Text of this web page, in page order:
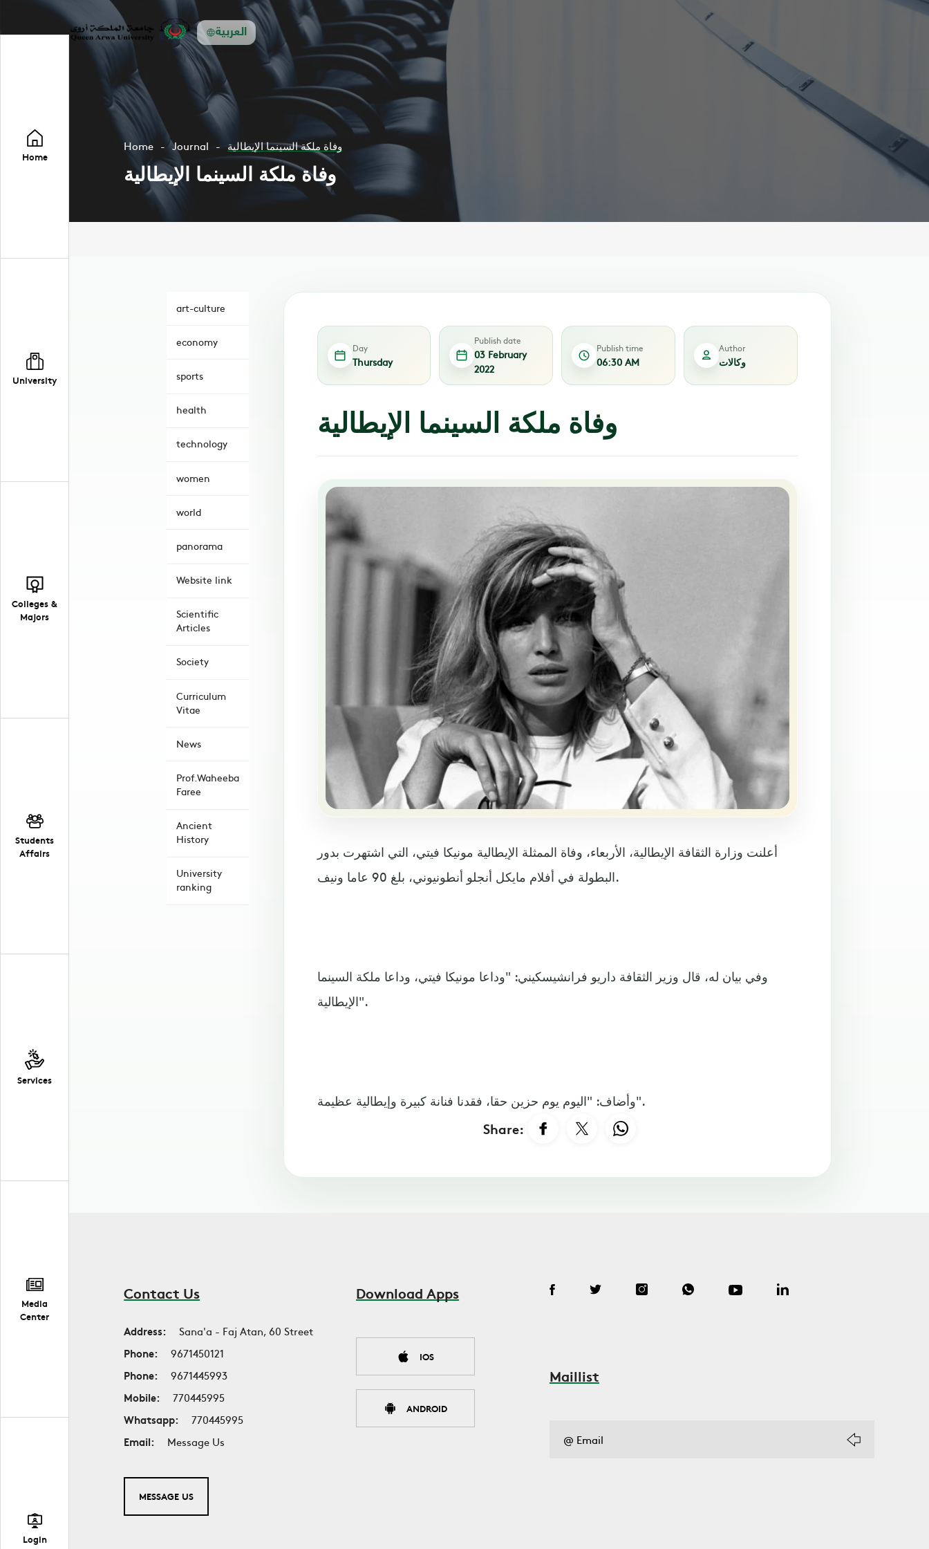
العربية
Home
University
Colleges &
Majors
Students
Affairs
Services
Media
Center
Login
Home Journal وفاة ملكة السينما الإيطالية
وفاة ملكة السينما الإيطالية
art-culture
economy
sports
health
technology
women
world
panorama
Website link
Scientific
Articles
Society
Curriculum
Vitae
News
Prof.Waheeba
Faree
Ancient
History
University
ranking
Day
Thursday
Publish date
03 February
2022
Publish time
06:30 AM
Author
وكالات
وفاة ملكة السينما الإيطالية
أعلنت وزارة الثقافة الإيطالية، الأربعاء، وفاة الممثلة الإيطالية مونيكا فيتي، التي اشتهرت بدور
البطولة في أفلام مايكل أنجلو أنطونيوني، بلغ 90 عاما ونيف.
وفي بيان له، قال وزير الثقافة داريو فرانشيسكيني: "وداعا مونيكا فيتي، وداعا ملكة السينما
الإيطالية".
وأضاف: "اليوم يوم حزين حقا، فقدنا فنانة كبيرة وإيطالية عظيمة".
Share:
Contact Us
Address:
Sana'a - Faj Atan, 60 Street
Phone:
9671450121
Phone:
9671445993
Mobile:
770445995
Whatsapp:
770445995
Email:
Message Us
MESSAGE US
Download Apps
IOS
ANDROID
Maillist